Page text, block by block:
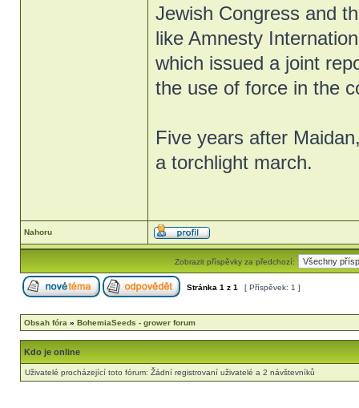
Jewish Congress and
like Amnesty
which issued a joint
the use of force in the
Five years after
a torchlight march.
Nahoru
Zobrazit příspěvky za předchozí:
Stránka 1 z 1 [ Příspěvek: 1 ]
Obsah fóra » BohemiaSeeds - grower forum
Kdo je online
Uživatelé procházející toto fórum: Žádní registrovaní uživatelé a 2 návštevníků